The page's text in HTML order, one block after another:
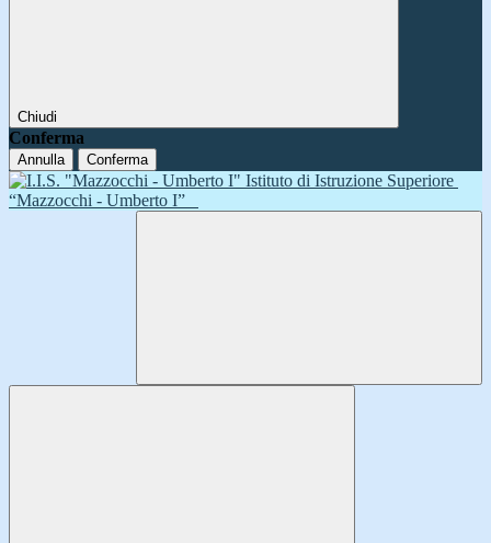
Chiudi
Conferma
Annulla Conferma
Istituto di Istruzione Superiore
“Mazzocchi - Umberto I”